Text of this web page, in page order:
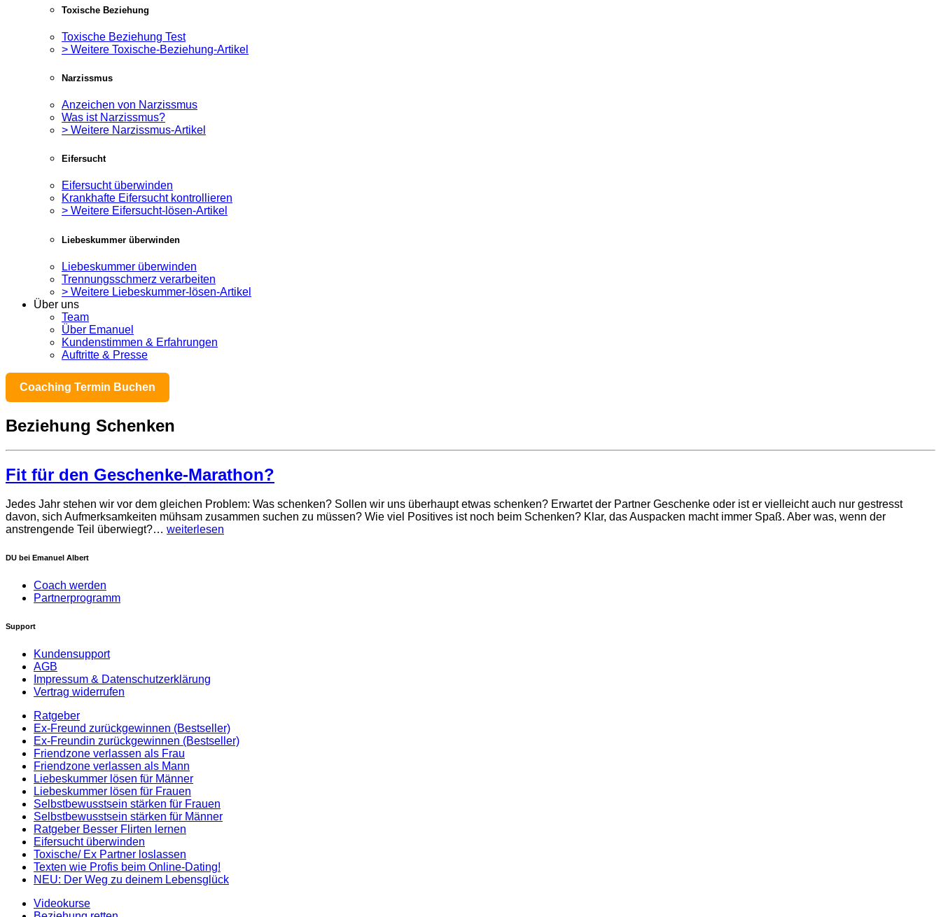
Toxische Beziehung
Toxische Beziehung Test
> Weitere Toxische-Beziehung-Artikel
Narzissmus
Anzeichen von Narzissmus
Was ist Narzissmus?
> Weitere Narzissmus-Artikel
Eifersucht
Eifersucht überwinden
Krankhafte Eifersucht kontrollieren
> Weitere Eifersucht-lösen-Artikel
Liebeskummer überwinden
Liebeskummer überwinden
Trennungsschmerz verarbeiten
> Weitere Liebeskummer-lösen-Artikel
Über uns
Team
Über Emanuel
Kundenstimmen & Erfahrungen
Auftritte & Presse
Coaching Termin Buchen
Beziehung Schenken
Fit für den Geschenke-Marathon?
Jedes Jahr stehen wir vor dem gleichen Problem: Was schenken? Sollen wir uns überhaupt etwas schenken? Erwartet der Partner Geschenke oder ist er vielleicht auch nur gestresst
davon, sich Aufmerksamkeiten mühsam zusammen suchen zu müssen? Wie viel Positives ist noch beim Schenken? Klar, das Auspacken macht immer Spaß. Aber was, wenn der
anstrengende Teil überwiegt?… weiterlesen
DU bei Emanuel Albert
Coach werden
Partnerprogramm
Support
Kundensupport
AGB
Impressum & Datenschutzerklärung
Vertrag widerrufen
Ratgeber
Ex-Freund zurückgewinnen (Bestseller)
Ex-Freundin zurückgewinnen (Bestseller)
Friendzone verlassen als Frau
Friendzone verlassen als Mann
Liebeskummer lösen für Männer
Liebeskummer lösen für Frauen
Selbstbewusstsein stärken für Frauen
Selbstbewusstsein stärken für Männer
Ratgeber Besser Flirten lernen
Eifersucht überwinden
Toxische/ Ex Partner loslassen
Texten wie Profis beim Online-Dating!
NEU: Der Weg zu deinem Lebensglück
Videokurse